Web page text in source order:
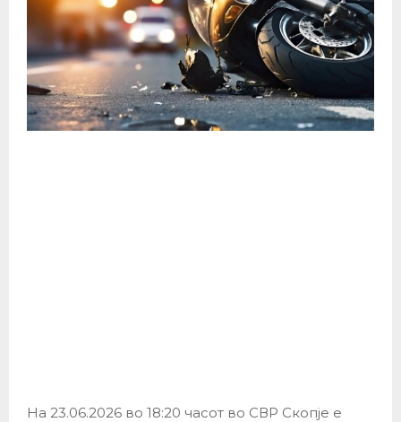
На 23.06.2026 во 18:20 часот во СВР Скопје е